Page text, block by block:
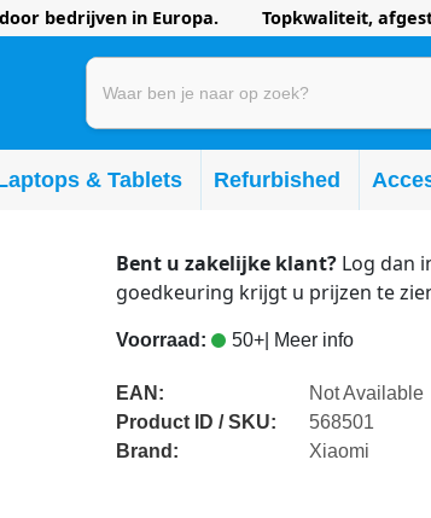
bedrijven in Europa. Topkwaliteit,
& Tablets Refurbished
Bent u zakelijke klant? Log dan
goedkeuring krijgt u prijzen te
Voorraad: 50+ | Meer info
EAN:
Not Available
Product ID / SKU:
568501
Brand:
Xiaomi